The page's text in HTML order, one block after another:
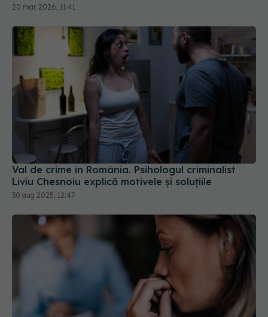
20 mar 2026, 11:41
Val de crime în România. Psihologul criminalist
Liviu Chesnoiu explică motivele și soluțiile
30 aug 2025, 12:47